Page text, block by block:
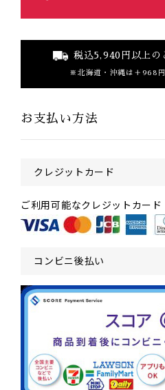
税込5,940円以上の
北海道・沖縄は＋968
お支払い方法
クレジットカード
ご利用可能なクレジットカード
コンビニ後払い